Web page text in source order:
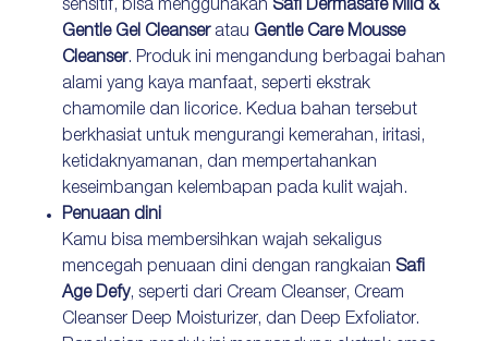
sensitif, bisa menggunakan Safi Dermasafe Mild &
Gentle Gel Cleanseratau Gentle Care Mousse
Cleanser. Produk ini mengandung berbagai bahan
alami yang kaya manfaat, seperti ekstrak
chamomile dan licorice. Kedua bahan tersebut
berkhasiat untuk mengurangi kemerahan, iritasi,
ketidaknyamanan, dan mempertahankan
keseimbangan kelembapan pada kulit wajah.
Penuaan dini
Kamu bisa membersihkan wajah sekaligus
mencegah penuaan dini dengan rangkaian Safi
Age Defy, seperti dari Cream Cleanser, Cream
Cleanser Deep Moisturizer, dan Deep Exfoliator.